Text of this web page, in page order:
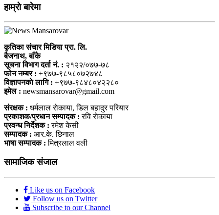
हाम्राे बारेमा
कृतिका संचार मिडिया प्रा. लि.
बैजनाथ, बाँके
सूचना विभाग दर्ता नं. : २१२२/०७७-७८
फोन नम्बर : +९७७-९८५८०७२७४८
विज्ञापनकाे लागि : +९७७-९८४८०४२२८०
इमेल : newsmansarovar@gmail.com
संरक्षक : धर्मलाल राेकाया, डिल बहादुर परियार
प्रकाशक/प्रधान सम्पादक : रवि राेकाया
प्रवन्ध निर्देशक : रमेश केसी
सम्पादक : आर.के. छिनाल
भाषा सम्पादक : मित्रलाल वली
सामाजिक संजाल
Like us on Facebook
Follow us on Twitter
Subscribe to our Channel